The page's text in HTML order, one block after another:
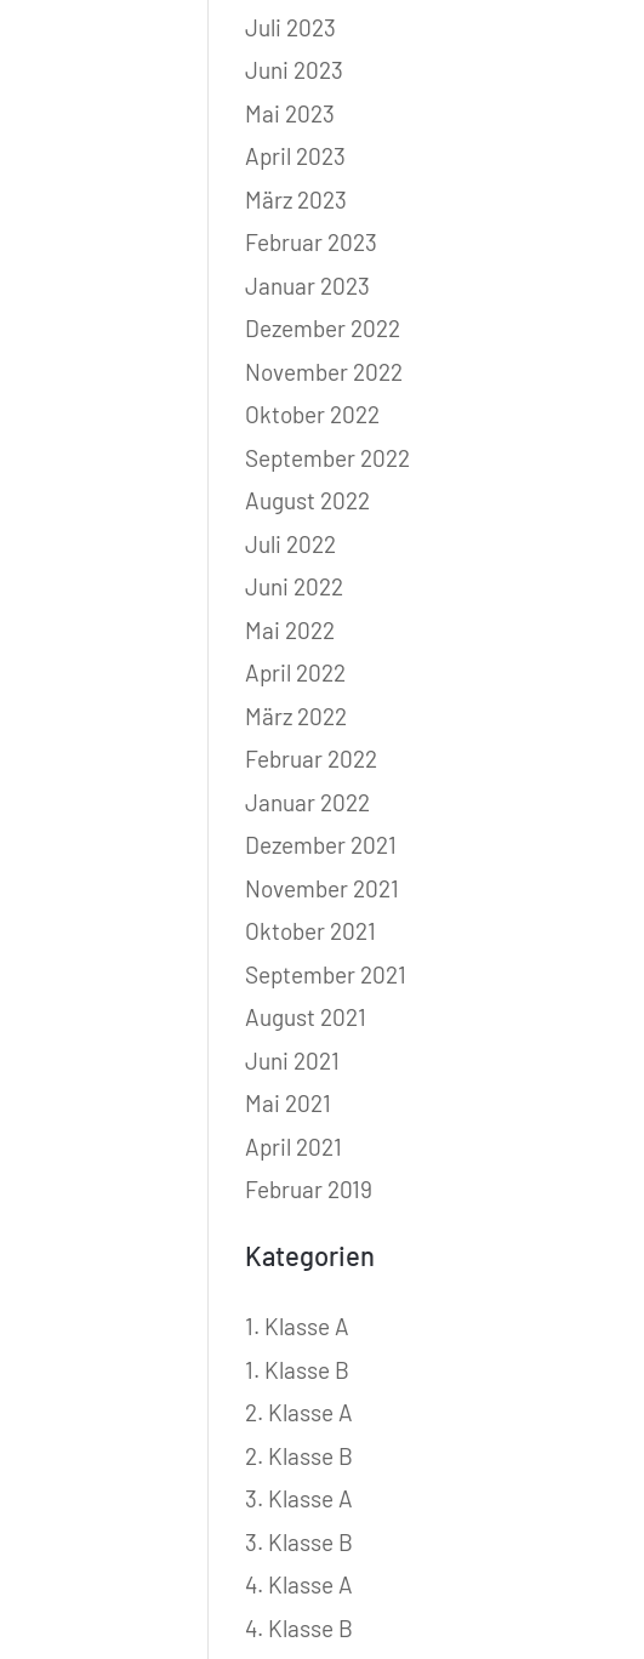
Juli 2023
Juni 2023
Mai 2023
April 2023
März 2023
Februar 2023
Januar 2023
Dezember 2022
November 2022
Oktober 2022
September 2022
August 2022
Juli 2022
Juni 2022
Mai 2022
April 2022
März 2022
Februar 2022
Januar 2022
Dezember 2021
November 2021
Oktober 2021
September 2021
August 2021
Juni 2021
Mai 2021
April 2021
Februar 2019
Kategorien
1. Klasse A
1. Klasse B
2. Klasse A
2. Klasse B
3. Klasse A
3. Klasse B
4. Klasse A
4. Klasse B